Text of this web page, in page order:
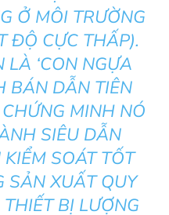
Ở MÔI TRƯỜNG
ĐỘ CỰC THẤP).
‘CON NGỰA
BÁN DẪN TIÊN
MINH NÓ
SIÊU DẪN
SOÁT TỐT
SẢN XUẤT QUY
BỊ LƯỢNG